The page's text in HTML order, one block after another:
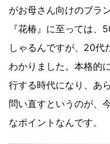
がお母さん向けのブラ
『花椿』に至っては、
しゃるんですが、20代
わかりました。本格的
行する時代になり、あ
問い直すというのが、
なポイントなんです。